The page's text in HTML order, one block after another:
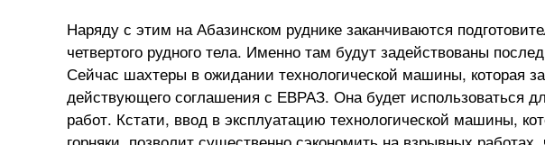
Наряду с этим на Абазинском руднике заканчиваются
четвертого рудного тела. Именно там будут задействованы
Сейчас шахтеры в ожидании технологической машины, которая
действующего соглашения с ЕВРАЗ. Она будет использоваться
работ. Кстати, ввод в эксплуатацию технологической машины,